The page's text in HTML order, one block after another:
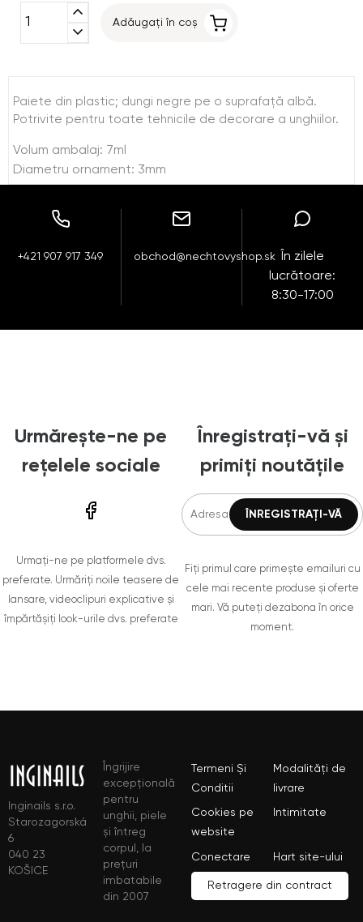
expand_less
expand_more
Adăugați în coș
Paiete din plastic; dungi negre pe o suprafaţă albă.
Potrivite pentru toate tehnicile de decorare a unghiilor.
Volum ambalaj: 7ml
Diametru ornament: 3mm
+421 907 917 349 obchod@nechtovyshop.sk
În zilele
lucrătoare:
8:30-17:00
Urmărește-ne pe
rețelele sociale
Urmați-ne pe platformele dvs.
preferate. Urmăriți noile teasere de
lansare, videoclipuri explicative și
împărtășiți look-urile dvs. preferate
Înregistrați-vă și
primiți noutățile
Fiți primul care primește emailuri cu
cele mai recente produse și oferte
mari. Vă puteți dezabona în orice
moment.
Inginails s.r.o.
Starozagorská
6
040 23
KOŠICE
Îngrijire
excepțională
pentru
unghii, piele
și întreg
corpul, la
prețuri
imbatabile
din 2007
Termeni Și
Conditii
Modalități de
livrare
Cookies pe
website
Intimitate
Conectare Hart site-ului
Retragere din contract